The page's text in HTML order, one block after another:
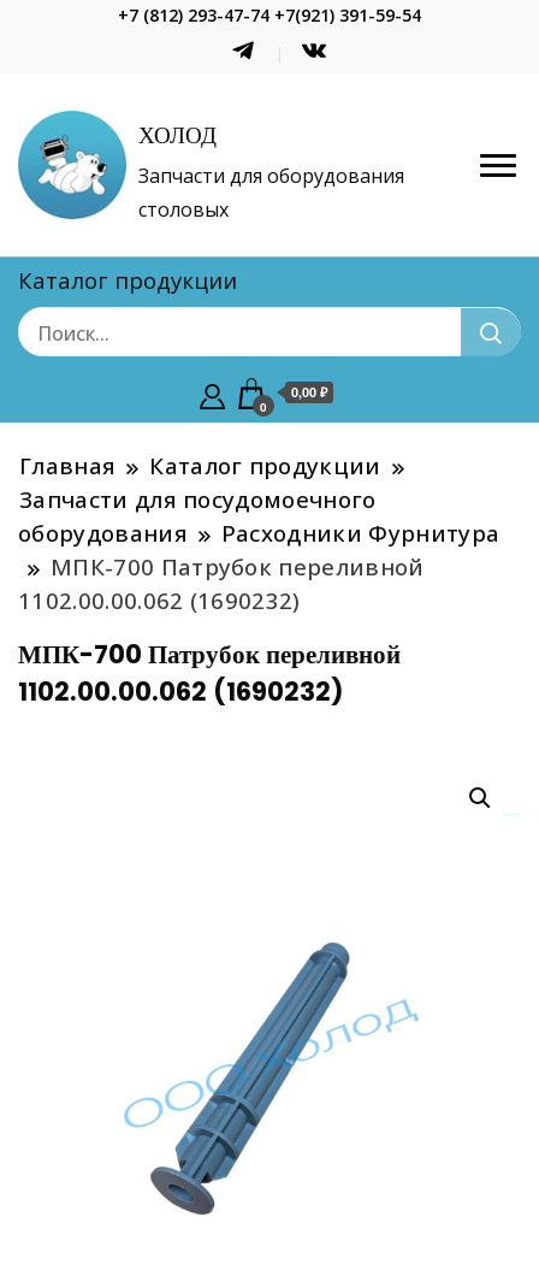
+7 (812) 293-47-74 +7(921) 391-59-54
ХОЛОД
Запчасти для оборудования
столовых
Каталог продукции
0
0,00 ₽
Главная
Каталог продукции
Запчасти для посудомоечного
оборудования
Расходники Фурнитура
МПК-700 Патрубок переливной
1102.00.00.062 (1690232)
МПК-700 Патрубок переливной
1102.00.00.062 (1690232)